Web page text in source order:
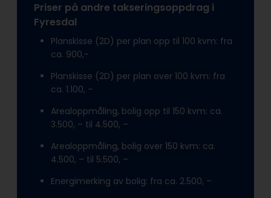
Priser på andre takseringsoppdrag i
Fyresdal
Planskisse (2D) per plan opp til 100 kvm: fra
ca. 900,-
Planskisse (2D) per plan over 100 kvm: fra
ca. 1.100, –
Arealoppmåling, bolig opp til 150 kvm: ca.
3.500, – til 4.500, –
Arealoppmåling, bolig over 150 kvm: ca.
4.500, – til 5.500, –
Energimerking av bolig: fra ca. 2.500, –